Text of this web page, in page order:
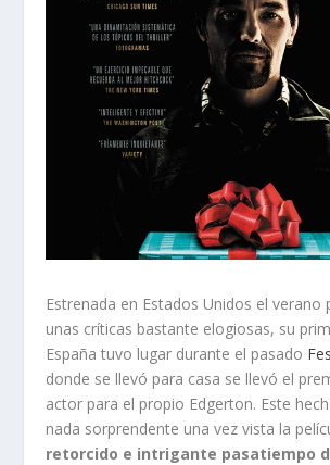
Estrenada en Estados Unidos el verano
unas críticas bastante elogiosas, su
España tuvo lugar durante el pasado
donde se llevó para casa se llevó el
actor para el propio Edgerton. Este
nada sorprendente una vez vista la
retorcido e intrigante pasatiempo